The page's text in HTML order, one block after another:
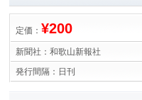
定価： ¥200
新聞社： 和歌山新報社
発行間隔： 日刊